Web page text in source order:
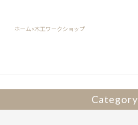
ホーム>木工ワークショップ
Category